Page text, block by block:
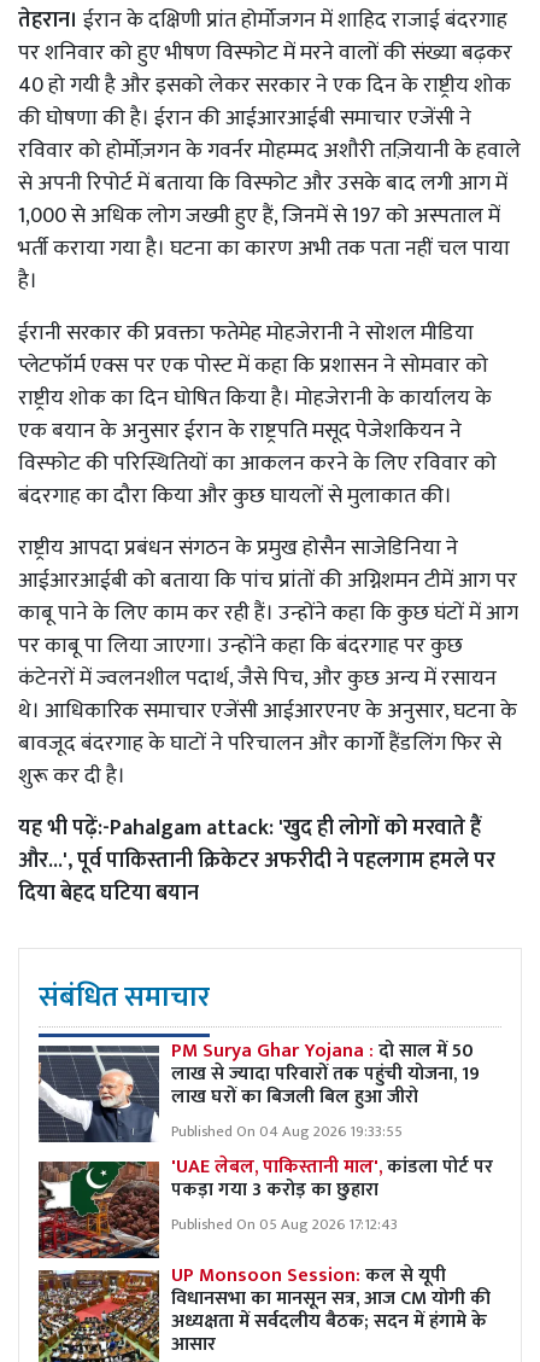
तेहरान। ईरान के दक्षिणी प्रांत होर्मोजगन में शाहिद राजाई बंदरगाह
पर शनिवार को हुए भीषण विस्फोट में मरने वालों की संख्या बढ़कर
40 हो गयी है और इसको लेकर सरकार ने एक दिन के राष्ट्रीय शोक
की घोषणा की है। ईरान की आईआरआईबी समाचार एजेंसी ने
रविवार को होर्मोज़गन के गवर्नर मोहम्मद अशौरी तज़ियानी के हवाले
से अपनी रिपोर्ट में बताया कि विस्फोट और उसके बाद लगी आग में
1,000 से अधिक लोग जख्मी हुए हैं, जिनमें से 197 को अस्पताल में
भर्ती कराया गया है। घटना का कारण अभी तक पता नहीं चल पाया
है।
ईरानी सरकार की प्रवक्ता फतेमेह मोहजेरानी ने सोशल मीडिया
प्लेटफॉर्म एक्स पर एक पोस्ट में कहा कि प्रशासन ने सोमवार को
राष्ट्रीय शोक का दिन घोषित किया है। मोहजेरानी के कार्यालय के
एक बयान के अनुसार ईरान के राष्ट्रपति मसूद पेजेशकियन ने
विस्फोट की परिस्थितियों का आकलन करने के लिए रविवार को
बंदरगाह का दौरा किया और कुछ घायलों से मुलाकात की।
राष्ट्रीय आपदा प्रबंधन संगठन के प्रमुख होसैन साजेडिनिया ने
आईआरआईबी को बताया कि पांच प्रांतों की अग्निशमन टीमें आग पर
काबू पाने के लिए काम कर रही हैं। उन्होंने कहा कि कुछ घंटों में आग
पर काबू पा लिया जाएगा। उन्होंने कहा कि बंदरगाह पर कुछ
कंटेनरों में ज्वलनशील पदार्थ, जैसे पिच, और कुछ अन्य में रसायन
थे। आधिकारिक समाचार एजेंसी आईआरएनए के अनुसार, घटना के
बावजूद बंदरगाह के घाटों ने परिचालन और कार्गो हैंडलिंग फिर से
शुरू कर दी है।
यह भी पढ़ें:-Pahalgam attack: 'खुद ही लोगों को मरवाते हैं
और...', पूर्व पाकिस्तानी क्रिकेटर अफरीदी ने पहलगाम हमले पर
दिया बेहद घटिया बयान
संबंधित समाचार
PM Surya Ghar Yojana :दो साल में 50
लाख से ज्यादा परिवारों तक पहुंची योजना, 19
लाख घरों का बिजली बिल हुआ जीरो
Published On 04 Aug 2026 19:33:55
'UAE लेबल, पाकिस्तानी माल',कांडला पोर्ट पर
पकड़ा गया 3 करोड़ का छुहारा
Published On 05 Aug 2026 17:12:43
UP Monsoon Session:कल से यूपी
विधानसभा का मानसून सत्र, आज CM योगी की
अध्यक्षता में सर्वदलीय बैठक; सदन में हंगामे के
आसार